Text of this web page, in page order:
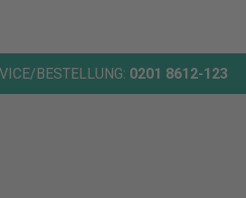
BESTELLUNG: 0201 8612-123